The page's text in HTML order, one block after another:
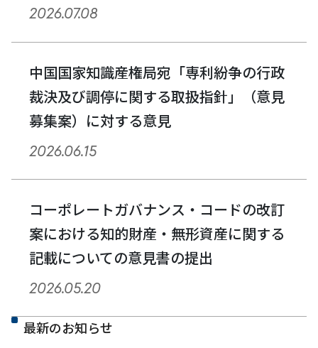
2026.07.08
中国国家知識産権局宛「専利紛争の行政
裁決及び調停に関する取扱指針」（意見
募集案）に対する意見
2026.06.15
コーポレートガバナンス・コードの改訂
案における知的財産・無形資産に関する
記載についての意見書の提出
2026.05.20
最新のお知らせ